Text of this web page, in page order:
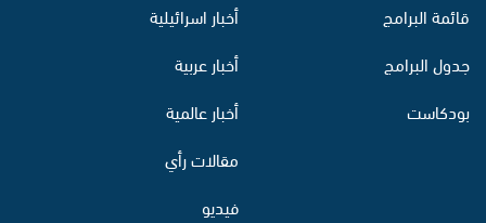
قائمة البرامج
جدول البرامج
بودكاست
أخبار اسرائيلية
أخبار عربية
أخبار عالمية
مقالات رأي
فيديو